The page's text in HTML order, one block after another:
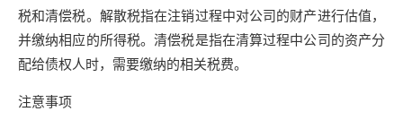
税和清偿税。解散税指在注销过程中对公司的财产进行估值，
并缴纳相应的所得税。清偿税是指在清算过程中公司的资产分
配给债权人时，需要缴纳的相关税费。
注意事项